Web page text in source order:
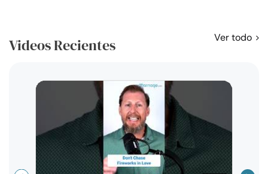
Videos Recientes Ver todo